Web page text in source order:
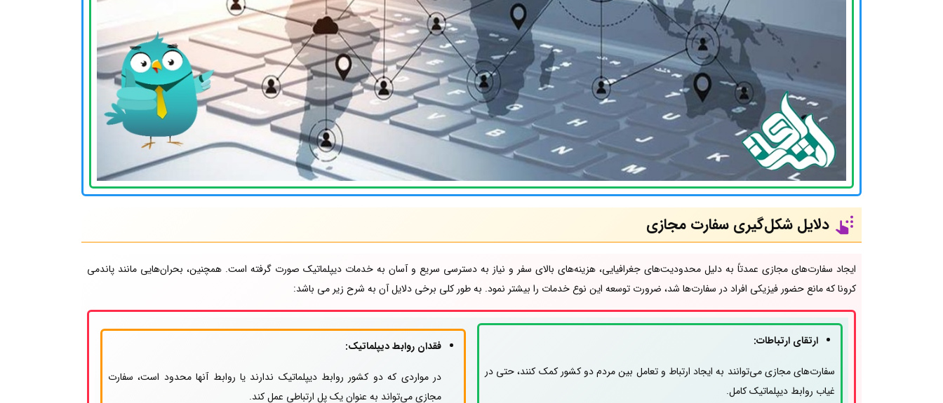
دلایل شکل‌گیری سفارت مجازی
ایجاد سفارت‌های مجازی عمدتاً به دلیل محدودیت‌های جغرافیایی، هزینه‌های بالای سفر و نیاز به دسترسی سریع و آسان به خدمات دیپلماتیک صورت گرفته است. همچنین، بحران‌هایی مانند پاندمی
کرونا که مانع حضور فیزیکی افراد در سفارت‌ها شد، ضرورت توسعه این نوع خدمات را بیشتر نمود. به طور کلی برخی دلایل آن به شرح زیر می باشد:
ارتقای ارتباطات:
سفارت‌های مجازی می‌توانند به ایجاد ارتباط و تعامل بین مردم دو کشور کمک کنند، حتی در
غیاب روابط دیپلماتیک کامل.
فقدان روابط دیپلماتیک:
در مواردی که دو کشور روابط دیپلماتیک ندارند یا روابط آنها محدود است، سفارت
مجازی می‌تواند به عنوان یک پل ارتباطی عمل کند.